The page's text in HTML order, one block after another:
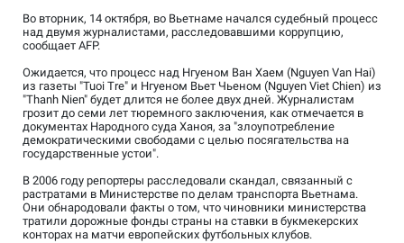
Во вторник, 14 октября, во Вьетнаме начался судебный процесс
над двумя журналистами, расследовавшими коррупцию,
сообщает AFP.
Ожидается, что процесс над Нгуеном Ван Хаем (Nguyen Van Hai)
из газеты "Tuoi Tre" и Нгуеном Вьет Чьеном (Nguyen Viet Chien) из
"Thanh Nien" будет длится не более двух дней. Журналистам
грозит до семи лет тюремного заключения, как отмечается в
документах Народного суда Ханоя, за "злоупотребление
демократическими свободами с целью посягательства на
государственные устои".
В 2006 году репортеры расследовали скандал, связанный с
растратами в Министерстве по делам транспорта Вьетнама.
Они обнародовали факты о том, что чиновники министерства
тратили дорожные фонды страны на ставки в букмекерских
конторах на матчи европейских футбольных клубов.